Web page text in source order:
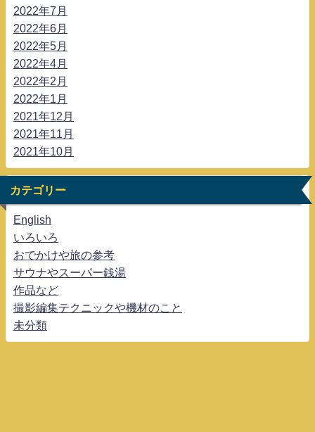
2022年7月
2022年6月
2022年5月
2022年4月
2022年2月
2022年1月
2021年12月
2021年11月
2021年10月
カテゴリー
English
いろいろ
おでかけや旅の参考
サウナやスーパー銭湯
作品など
撮影編集テクニックや機材のこと
未分類